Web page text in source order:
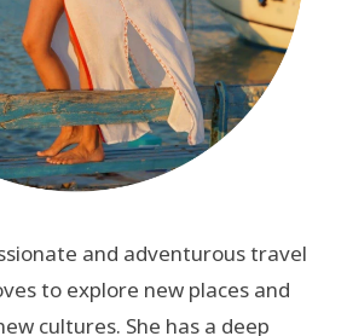
and adventurous travel
to explore new places and
cultures. She has a deep